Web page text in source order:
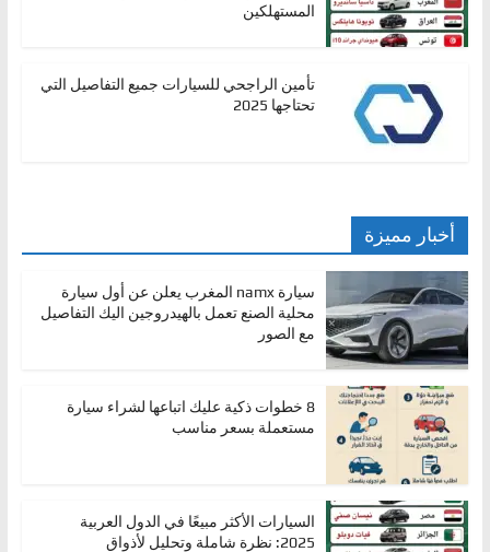
المستهلكين
تأمين الراجحي للسيارات جميع التفاصيل التي
تحتاجها 2025
أخبار مميزة
سيارة namx المغرب يعلن عن أول سيارة
محلية الصنع تعمل بالهيدروجين اليك التفاصيل
مع الصور
8 خطوات ذكية عليك اتباعها لشراء سيارة
مستعملة بسعر مناسب
السيارات الأكثر مبيعًا في الدول العربية
2025: نظرة شاملة وتحليل لأذواق